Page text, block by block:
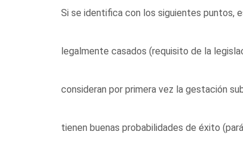
Si se identifica con los siguientes puntos,
legalmente casados (requisito de la
consideran por primera vez la gestación
tienen buenas probabilidades de éxito